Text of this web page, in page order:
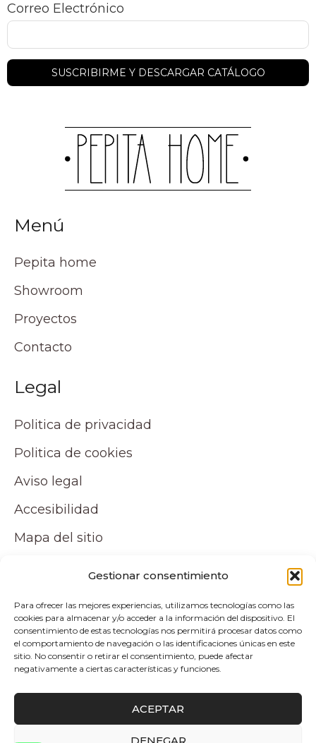
Gestionar consentimiento
Para ofrecer las mejores experiencias, utilizamos tecnologías como las
cookies para almacenar y/o acceder a la información del dispositivo. El
consentimiento de estas tecnologías nos permitirá procesar datos como
el comportamiento de navegación o las identificaciones únicas en este
sitio. No consentir o retirar el consentimiento, puede afectar
negativamente a ciertas características y funciones.
ACEPTAR
DENEGAR
Correo Electrónico
Menú
Pepita home
Showroom
Proyectos
Contacto
Legal
Politica de privacidad
Politica de cookies
Aviso legal
Accesibilidad
Mapa del sitio
Tu cuenta
Mi cuenta
Carrito
Politica de envio y devoluciones